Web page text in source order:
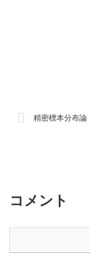
精密標本分布論
コメント